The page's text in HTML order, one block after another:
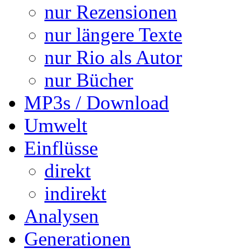
nur Rezensionen
nur längere Texte
nur Rio als Autor
nur Bücher
MP3s / Download
Umwelt
Einflüsse
direkt
indirekt
Analysen
Generationen